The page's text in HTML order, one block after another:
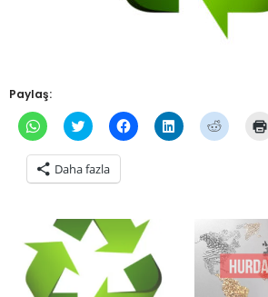
Paylaş:
WhatsApp'ta
paylaşmak
tıklayın
(Yeni
pencerede
Twitter
üzerinde
için
tıklayın
(Yeni
Facebook'ta
paylaşmak
Linkedln
üzerinden
Reddit
üzerinde
Daha fazla